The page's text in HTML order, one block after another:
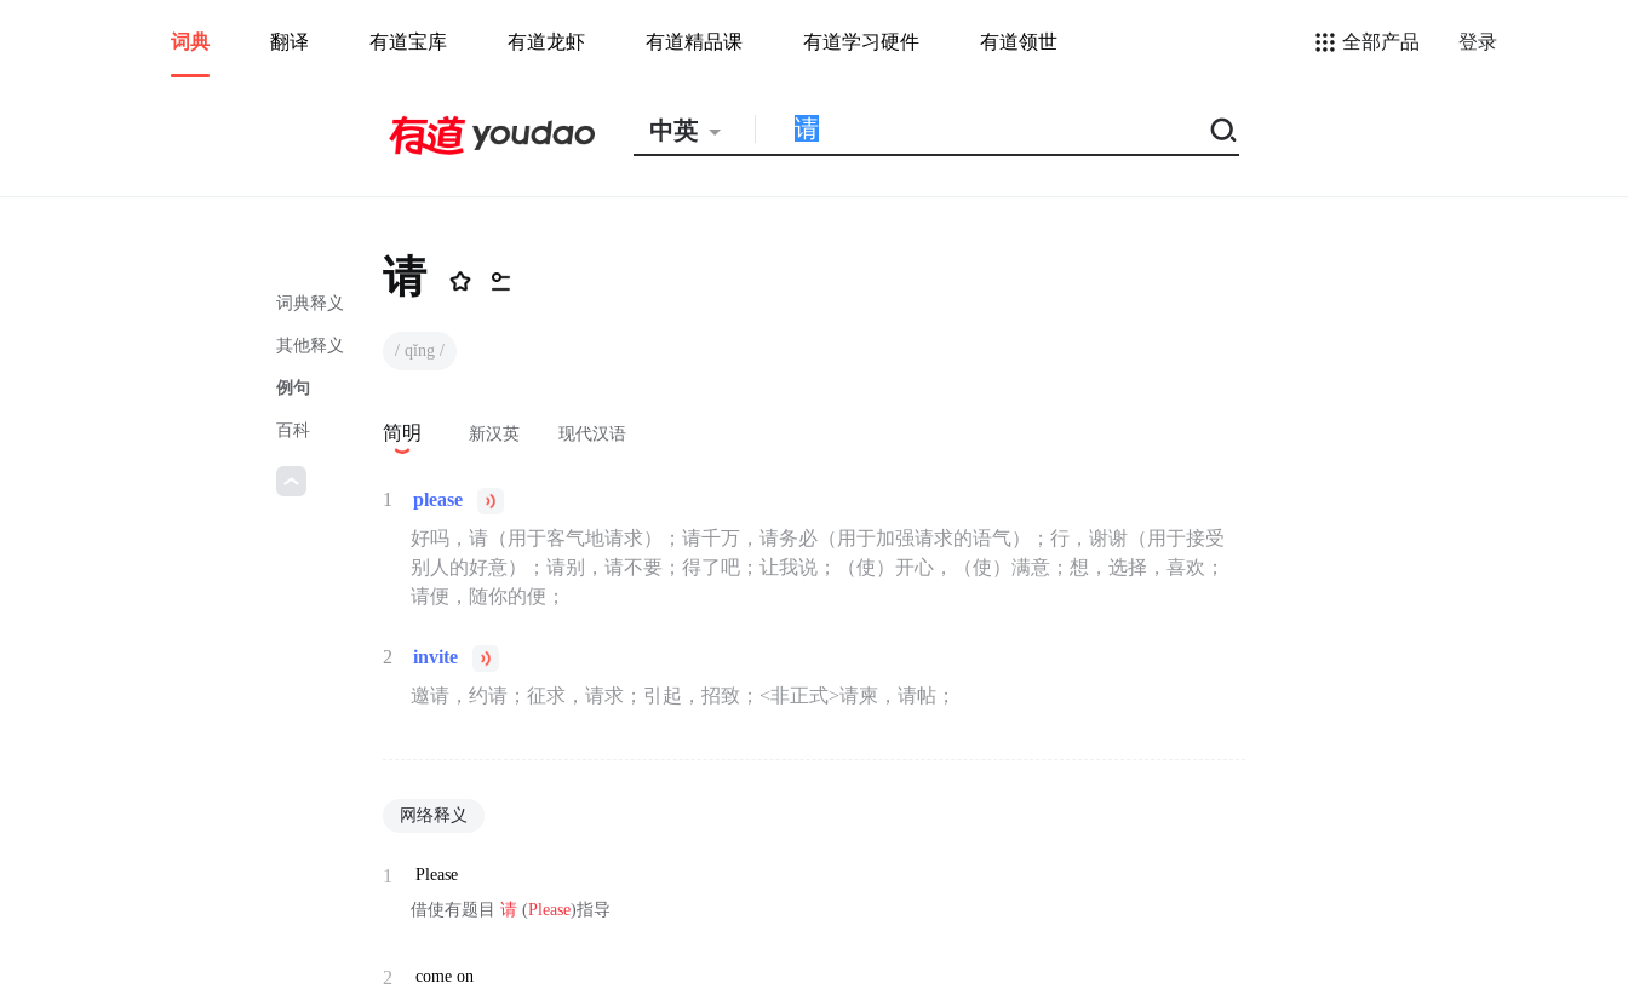
词典 翻译 有道宝库 有道龙虾 有道精品课 有道学习硬件 有道领世 全部产品 登录
中英
词典释义
其他释义
例句
百科
请
/ qǐng /
简明 新汉英 现代汉语
1
please
好吗，请（用于客气地请求）；请千万，请务必（用于加强请求的语气）；行，谢谢（用于接受
别人的好意）；请别，请不要；得了吧；让我说；（使）开心，（使）满意；想，选择，喜欢；
请便，随你的便；
2
invite
邀请，约请；征求，请求；引起，招致；<非正式>请柬，请帖；
网络释义
1
Please
借使有题目请 (Please)指导
2
come on